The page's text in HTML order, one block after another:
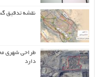
نقشه تدقیق
دارد